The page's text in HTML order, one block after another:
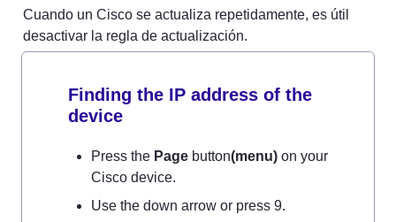
Cuando un Cisco se actualiza repetidamente, es útil
desactivar la regla de actualización.
Finding the IP address of the
device
Press the Page button(menu) on your
Cisco device.
Use the down arrow or press 9.